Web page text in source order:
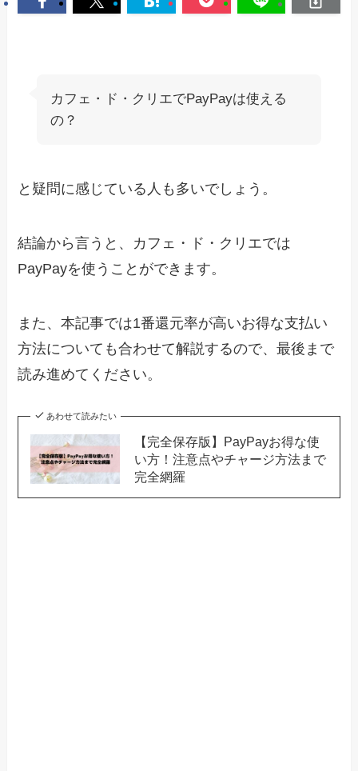
カフェ・ド・クリエでPayPayは使える
の？
と疑問に感じている人も多いでしょう。
結論から言うと、カフェ・ド・クリエでは
PayPayを使うことができます。
また、本記事では1番還元率が高いお得な支払い
方法についても合わせて解説するので、最後まで
読み進めてください。
あわせて読みたい
【完全保存版】PayPayお得な使
い方！注意点やチャージ方法まで
完全網羅